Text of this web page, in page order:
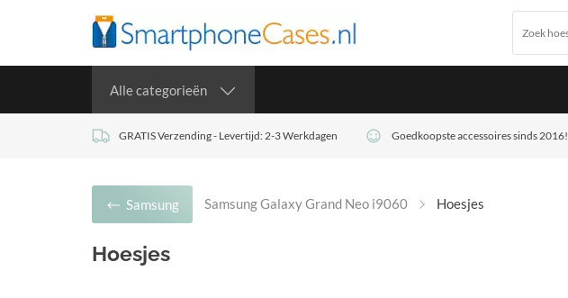
Alle categorieën
GRATIS Verzending - Levertijd: 2-3 Werkdagen Goedkoopste accessoires sinds 2016!
Samsung Samsung Galaxy Grand Neo i9060 Hoesjes
Hoesjes